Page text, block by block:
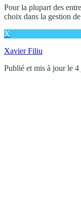
Pour la plupart des
choix dans la gestion
X
Xavier Filiu
Publié et mis à jour le